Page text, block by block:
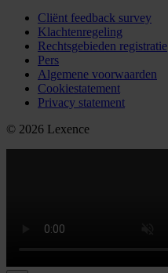
Cliënt feedback survey
Klachtenregeling
Rechtsgebieden registratie
Pers
Algemene voorwaarden
Cookiestatement
Privacy statement
© 2026 Lexence